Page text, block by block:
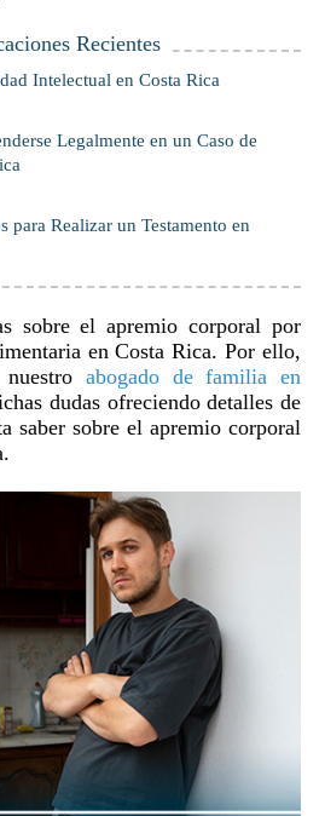
Recientes
Intelectual en Costa Rica
Legalmente en un Caso de
para Realizar un Testamento en
sobre el apremio corporal por
en Costa Rica. Por ello,
abogado de familia en
dudas ofreciendo detalles de
saber sobre el apremio corporal